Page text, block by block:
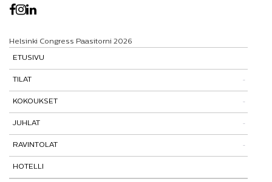
Helsinki Congress Paasitorni 2026
ETUSIVU
TILAT
Tutustu tiloihimme
Tilat ja tarinat
Paasitorni-testi
KOKOUKSET
Kokouspaketit
Lisäpalvelut
JUHLAT
Pikkujoulut
RAVINTOLAT
Paasiravintola
HOTELLI